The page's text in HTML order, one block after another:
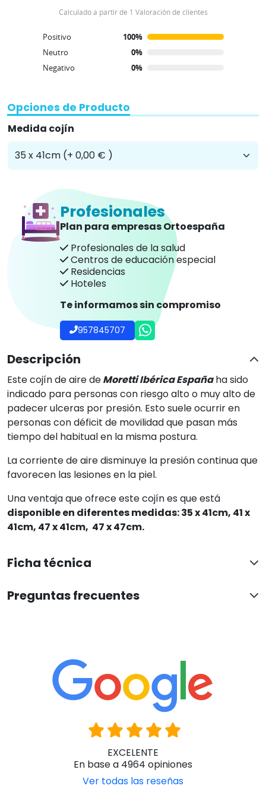
Calculado a partir de 1 Valoración de clientes
Positivo
100%
Neutro
0%
Negativo
0%
Opciones de Producto
Medida cojín
Profesionales
Plan para empresas Ortoespaña
Profesionales de la salud
Centros de educación especial
Residencias
Hoteles
Te informamos sin compromiso
957845707
Descripción
Este cojín de aire deMoretti Ibérica Españaha sido
indicado para personas con riesgo alto o muy alto de
padecer ulceras por presión. Esto suele ocurrir en
personas con déficit de movilidad que pasan más
tiempo del habitual en la misma postura.
La corriente de aire disminuye la presión continua que
favorecen las lesiones en la piel.
Una ventaja que ofrece este cojín es que está
disponible en diferentes medidas: 35 x 41cm, 41 x
41cm, 47 x 41cm, 47 x 47cm.
Ficha técnica
Preguntas frecuentes
EXCELENTE
En base a 4964 opiniones
Ver todas las reseñas